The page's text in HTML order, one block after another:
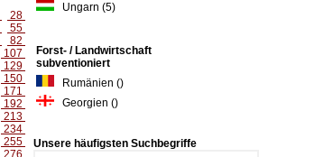
Ungarn (5)
Forst- / Landwirtschaft
subventioniert
Rumänien ()
Georgien ()
Unsere häufigsten Suchbegriffe
28
55
82
107
129
150
171
192
213
234
255
276